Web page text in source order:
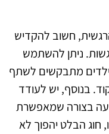
חשוב להקדיש
ניתן להשתמש
מתבקשים לשתף
בנוסף, יש לעודד
בצורה שמאפשרת
הבלט יהפוך לא